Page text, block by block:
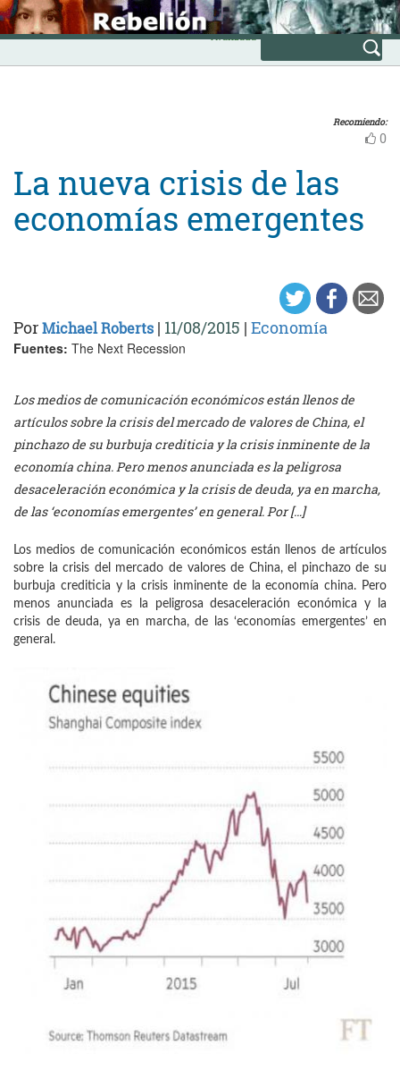
Skip
to
content
INICIO
Avanzada
Recomiendo:
0
La nueva crisis de las
economías emergentes
PorMichael Roberts | 11/08/2015 | Economía
Fuentes: The Next Recession
Los medios de comunicación económicos están llenos de
artículos sobre la crisis del mercado de valores de China, el
pinchazo de su burbuja crediticia y la crisis inminente de la
economía china. Pero menos anunciada es la peligrosa
desaceleración económica y la crisis de deuda, ya en marcha,
de las ‘economías emergentes’ en general. Por […]
Los medios de comunicación económicos están llenos de artículos
sobre la crisis del mercado de valores de China, el pinchazo de su
burbuja crediticia y la crisis inminente de la economía china. Pero
menos anunciada es la peligrosa desaceleración económica y la
crisis de deuda, ya en marcha, de las ‘economías emergentes’ en
general.